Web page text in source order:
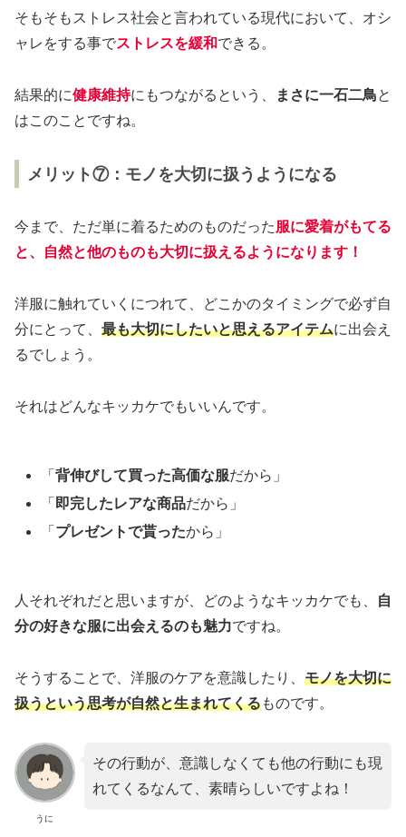
そもそもストレス社会と言われている現代において、オシ
ャレをする事でストレスを緩和できる。
結果的に健康維持にもつながるという、 まさに一石二鳥と
はこのことですね。
メリット⑦：モノを大切に扱うようになる
今まで、ただ単に着るためのものだった服に愛着がもてる
と、自然と他のものも大切に扱えるようになります！
洋服に触れていくにつれて、どこかのタイミングで必ず自
分にとって、 最も大切にしたいと思えるアイテムに出会え
るでしょう。
それはどんなキッカケでもいいんです。
「背伸びして買った高価な服だから」
「 即完したレアな商品だから」
「 プレゼントで貰ったから」
人それぞれだと思いますが、どのようなキッカケでも、
自
分の好きな服に出会えるのも魅力ですね。
そうすることで、洋服のケアを意識したり、 モノを大切に
扱うという思考が自然と生まれてくるものです。
うに
その行動が、意識しなくても他の行動にも現
れてくるなんて、素晴らしいですよね！